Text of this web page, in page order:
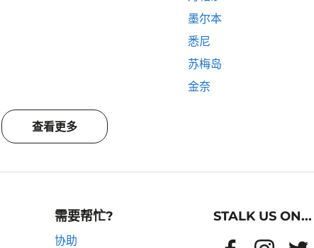
墨尔本
悉尼
苏梅岛
金奈
查看更多
需要帮忙?
协助
STALK US ON...